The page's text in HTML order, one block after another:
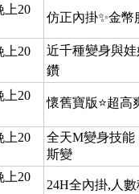
上20
仿正內掛✨金幣
上20
近千種變身與
鑽
上20
懷舊寶版⭐超高
上20
全天M變身技能
斯變
上20
24H全內掛,人